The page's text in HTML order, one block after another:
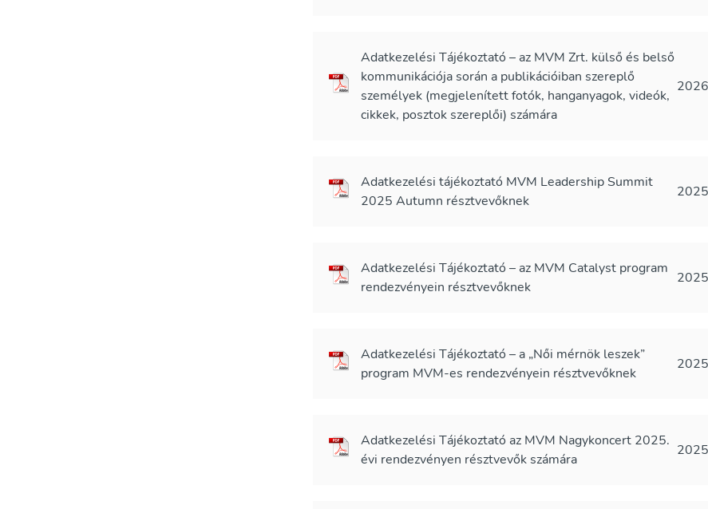
Adatkezelési Tájékoztató – az MVM Zrt. külső és belső
kommunikációja során a publikációiban szereplő
személyek (megjelenített fotók, hanganyagok, videók,
cikkek, posztok szereplői) számára
Adatkezelési tájékoztató MVM Leadership Summit
2025 Autumn résztvevőknek
Adatkezelési Tájékoztató – az MVM Catalyst program
rendezvényein résztvevőknek
Adatkezelési Tájékoztató – a „Női mérnök leszek”
program MVM-es rendezvényein résztvevőknek
Adatkezelési Tájékoztató az MVM Nagykoncert 2025.
évi rendezvényen résztvevők számára